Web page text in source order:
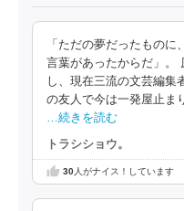
「ただの夢だったもの
言葉があったからだ」。
し、現在三流の文芸編集
の友人で今は一発屋止ま
…続きを読む
トラシショウ。
30人がナイス！しています